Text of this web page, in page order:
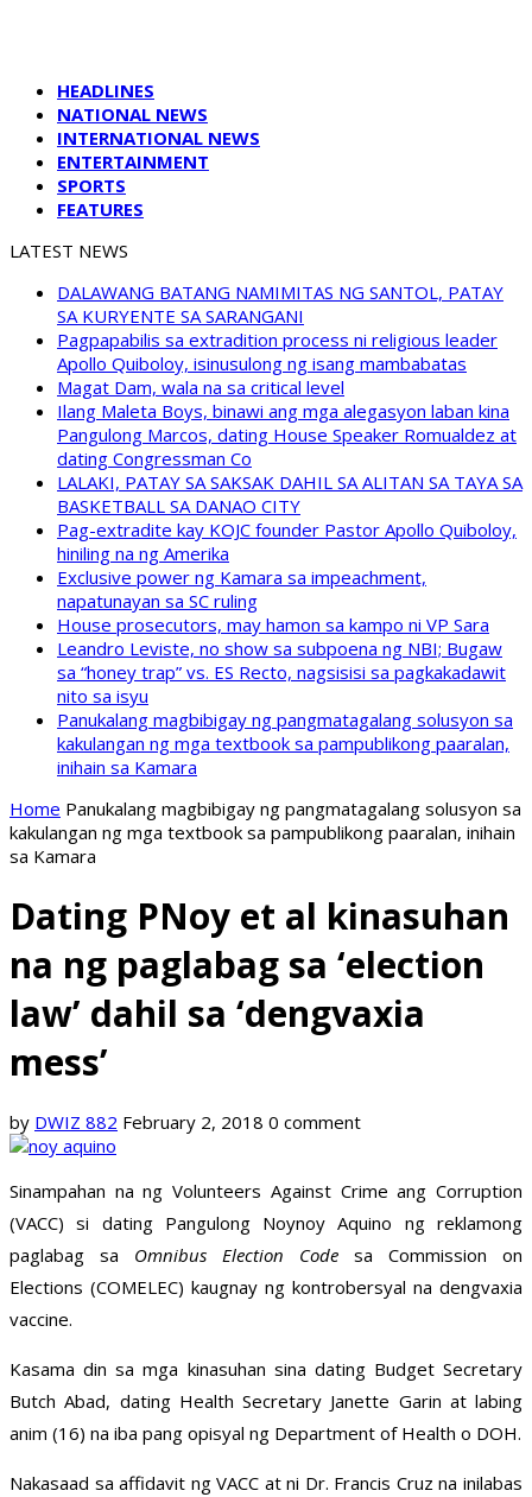
HEADLINES
NATIONAL NEWS
INTERNATIONAL NEWS
ENTERTAINMENT
SPORTS
FEATURES
LATEST NEWS
DALAWANG BATANG NAMIMITAS NG SANTOL, PATAY
SA KURYENTE SA SARANGANI
Pagpapabilis sa extradition process ni religious leader
Apollo Quiboloy, isinusulong ng isang mambabatas
Magat Dam, wala na sa critical level
Ilang Maleta Boys, binawi ang mga alegasyon laban kina
Pangulong Marcos, dating House Speaker Romualdez at
dating Congressman Co
LALAKI, PATAY SA SAKSAK DAHIL SA ALITAN SA TAYA SA
BASKETBALL SA DANAO CITY
Pag-extradite kay KOJC founder Pastor Apollo Quiboloy,
hiniling na ng Amerika
Exclusive power ng Kamara sa impeachment,
napatunayan sa SC ruling
House prosecutors, may hamon sa kampo ni VP Sara
Leandro Leviste, no show sa subpoena ng NBI; Bugaw
sa “honey trap” vs. ES Recto, nagsisisi sa pagkakadawit
nito sa isyu
Panukalang magbibigay ng pangmatagalang solusyon sa
kakulangan ng mga textbook sa pampublikong paaralan,
inihain sa Kamara
Home Panukalang magbibigay ng pangmatagalang solusyon sa
kakulangan ng mga textbook sa pampublikong paaralan, inihain
sa Kamara
Dating PNoy et al kinasuhan
na ng paglabag sa ‘election
law’ dahil sa ‘dengvaxia
mess’
by DWIZ 882 February 2, 2018 0 comment
Sinampahan na ng Volunteers Against Crime ang Corruption
(VACC) si dating Pangulong Noynoy Aquino ng reklamong
paglabag sa Omnibus Election Code sa Commission on
Elections (COMELEC) kaugnay ng kontrobersyal na dengvaxia
vaccine.
Kasama din sa mga kinasuhan sina dating Budget Secretary
Butch Abad, dating Health Secretary Janette Garin at labing
anim (16) na iba pang opisyal ng Department of Health o DOH.
Nakasaad sa affidavit ng VACC at ni Dr. Francis Cruz na inilabas